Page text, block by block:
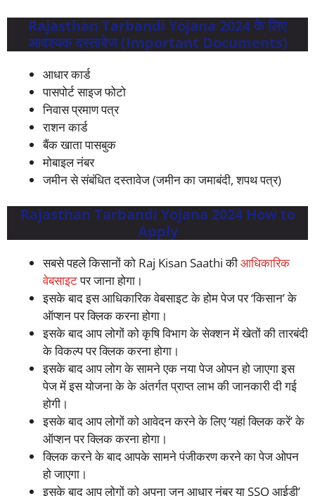
Rajasthan Tarbandi Yojana 2024 के लिए
आवश्यक दस्तावेज (Important Documents)
आधार कार्ड
पासपोर्ट साइज फोटो
निवास प्रमाण पत्र
राशन कार्ड
बैंक खाता पासबुक
मोबाइल नंबर
जमीन से संबंधित दस्तावेज (जमीन का जमाबंदी, शपथ पत्र)
Rajasthan Tarbandi Yojana 2024 How to
Apply
सबसे पहले किसानों को Raj Kisan Saathi कीआधिकारिक
वेबसाइटपर जाना होगा।
इसके बाद इस आधिकारिक वेबसाइट के होम पेज पर ‘किसान’ के
ऑप्शन पर क्लिक करना होगा।
इसके बाद आप लोगों को कृषि विभाग के सेक्शन में खेतों की तारबंदी
के विकल्प पर क्लिक करना होगा।
इसके बाद आप लोग के सामने एक नया पेज ओपन हो जाएगा इस
पेज में इस योजना के के अंतर्गत प्राप्त लाभ की जानकारी दी गई
होगी।
इसके बाद आप लोगों को आवेदन करने के लिए ‘यहां क्लिक करें’ के
ऑप्शन पर क्लिक करना होगा।
क्लिक करने के बाद आपके सामने पंजीकरण करने का पेज ओपन
हो जाएगा।
इसके बाद आप लोगों को अपना जन आधार नंबर या SSO आईडी’